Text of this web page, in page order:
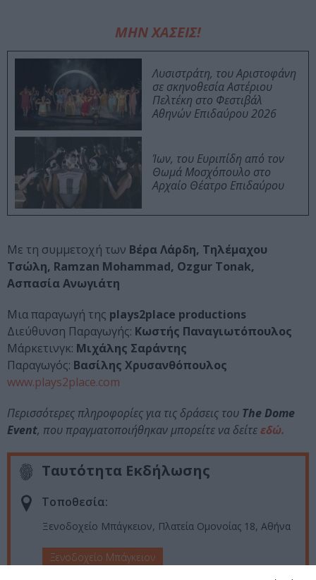
ΜΗΝ ΧΑΣΕΙΣ!
Λυσιστράτη, του Αριστοφάνη
σε σκηνοθεσία Αστέριου
Πελτέκη στο Φεστιβάλ
Αθηνών Επιδαύρου 2026
Ίων, του Ευριπίδη από τον
Θωμά Μοσχόπουλο στο
Αρχαίο Θέατρο Επιδαύρου
Με τη συμμετοχή των Βέρα Λάρδη, Τηλέμαχου
Τσώλη, Ramzan Mohammad, Ozgur Tonak,
Ασπασία Ανωγιάτη
Μια παραγωγή της plays2place productions
Διεύθυνση Παραγωγής: Κωστής Παναγιωτόπουλος
Μάρκετινγκ: Μιχάλης Σαράντης
Παραγωγός: Βασίλης Χρυσανθόπουλος
www.plays2place.com
Περισσότερες πληροφορίες για τις δράσεις του The Dome
Event, που πραγματοποιήθηκαν μπορείτε να δείτεεδώ.
Ταυτότητα Εκδήλωσης
Τοποθεσία:
Ξενοδοχείο Μπάγκειον, Πλατεία Ομονοίας 18, Αθήνα
Ξενοδοχείο Μπάγκειον